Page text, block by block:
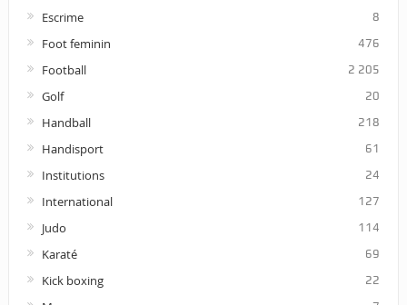
Escrime 8
Foot feminin 476
Football 2 205
Golf 20
Handball 218
Handisport 61
Institutions 24
International 127
Judo 114
Karaté 69
Kick boxing 22